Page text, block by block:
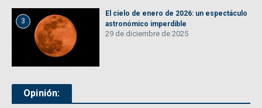
3
El cielo de enero de 2026: un espectáculo
astronómico imperdible
29 de diciembre de 2025
Opinión: